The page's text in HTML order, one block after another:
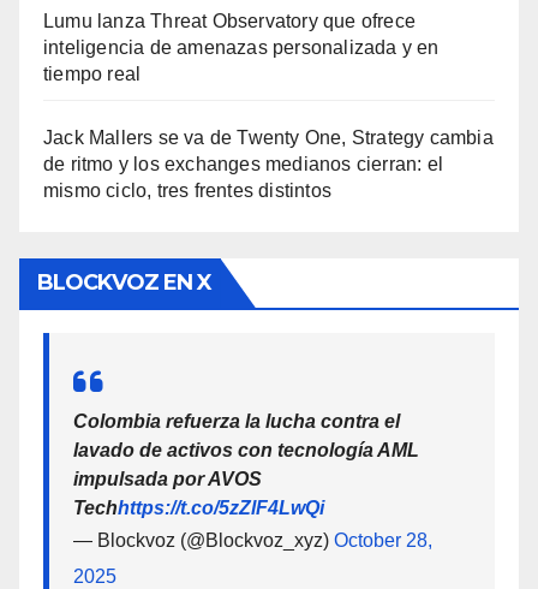
Lumu lanza Threat Observatory que ofrece
inteligencia de amenazas personalizada y en
tiempo real
Jack Mallers se va de Twenty One, Strategy cambia
de ritmo y los exchanges medianos cierran: el
mismo ciclo, tres frentes distintos
BLOCKVOZ EN X
Colombia refuerza la lucha contra el
lavado de activos con tecnología AML
impulsada por AVOS
Techhttps://t.co/5zZlF4LwQi
— Blockvoz (@Blockvoz_xyz) October 28,
2025